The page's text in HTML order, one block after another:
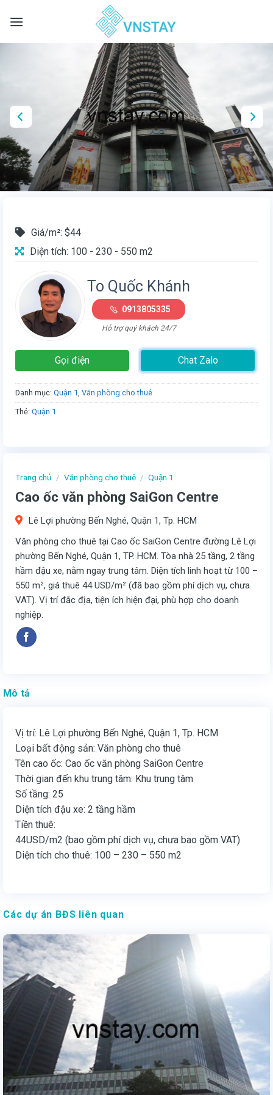
Trang chủ / Văn phòng cho thuê / Quận 1
Cao ốc văn phòng SaiGon Centre
Lê Lợi phường Bến Nghé, Quận 1, Tp. HCM
Văn phòng cho thuê tại Cao ốc SaiGon Centre đường Lê Lợi
phường Bến Nghé, Quận 1, TP. HCM. Tòa nhà 25 tầng, 2 tầng
hầm đậu xe, nằm ngay trung tâm. Diện tích linh hoạt từ 100 –
550 m², giá thuê 44 USD/m² (đã bao gồm phí dịch vụ, chưa
VAT). Vị trí đắc địa, tiện ích hiện đại, phù hợp cho doanh
nghiệp.
Giá/m²: $44
Diện tích: 100 - 230 - 550 m2
To Quốc Khánh
0913805335
Hỗ trợ quý khách 24/7
Gọi điện Chat Zalo
Danh mục: Quận 1 Văn phòng cho thuê
Thẻ: Quận 1
Mô tả
Vị trí: Lê Lợi phường Bến Nghé, Quận 1, Tp. HCM
Loại bất động sản: Văn phòng cho thuê
Tên cao ốc: Cao ốc văn phòng SaiGon Centre
Thời gian đến khu trung tâm: Khu trung tâm
Số tầng: 25
Diện tích đậu xe: 2 tầng hầm
Tiền thuê:
44USD/m2 (bao gồm phí dịch vụ, chưa bao gồm VAT)
Diện tích cho thuê: 100 – 230 – 550 m2
Các dự án BĐS liên quan